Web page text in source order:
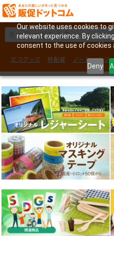
Our website uses cookies to
relevant experience. By
consent to the use of cookies
Deny
エコグッズ 絆創膏 ノート レジ
フェイスシール